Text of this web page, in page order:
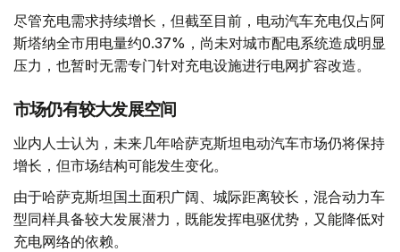
尽管充电需求持续增长，但截至目前，电动汽车充电仅占阿
斯塔纳全市用电量约0.37%，尚未对城市配电系统造成明显
压力，也暂时无需专门针对充电设施进行电网扩容改造。
市场仍有较大发展空间
业内人士认为，未来几年哈萨克斯坦电动汽车市场仍将保持
增长，但市场结构可能发生变化。
由于哈萨克斯坦国土面积广阔、城际距离较长，混合动力车
型同样具备较大发展潜力，既能发挥电驱优势，又能降低对
充电网络的依赖。